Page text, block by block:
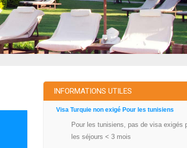
INFORMATIONS UTILES
Visa Turquie non exigé Pour les tunisiens
Pour les tunisiens, pas de visa exigés
les séjours < 3 mois